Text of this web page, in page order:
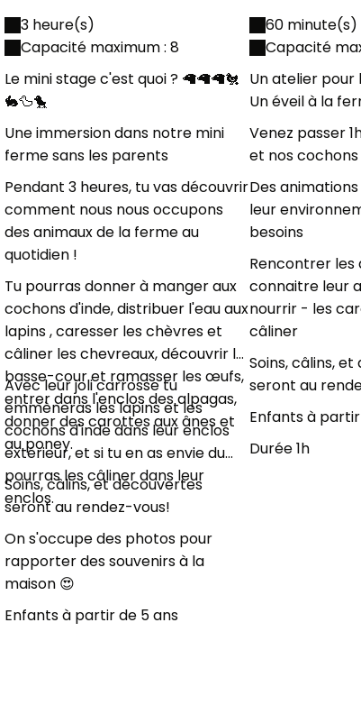
3 heure(s)
Capacité maximum : 8
Le mini stage c'est quoi ? 🦙🦙🦙🐔
🐇🦆🐤
Une immersion dans notre mini
ferme sans les parents
Pendant 3 heures, tu vas découvrir
comment nous nous occupons
des animaux de la ferme au
quotidien !
Tu pourras donner à manger aux
cochons d'inde, distribuer l'eau aux
lapins , caresser les chèvres et
câliner les chevreaux, découvrir la
basse-cour et ramasser les œufs,
entrer dans l'enclos des alpagas,
donner des carottes aux ânes et
au poney.
Avec leur joli carrosse tu
emmèneras les lapins et les
cochons d'inde dans leur enclos
extérieur, et si tu en as envie du
pourras les câliner dans leur
enclos.
Soins, câlins, et découvertes
seront au rendez-vous!
On s'occupe des photos pour
rapporter des souvenirs à la
maison 😍
Enfants à partir de 5 ans
60 minute(s)
Capacité
Un atelier pour
Un éveil à la
Venez passer
et nos cochons
Des
leur
besoins
Rencontrer les
connaitre leur
nourrir - les
câliner
Soins, câlins,
seront au
Enfants à
Durée 1h